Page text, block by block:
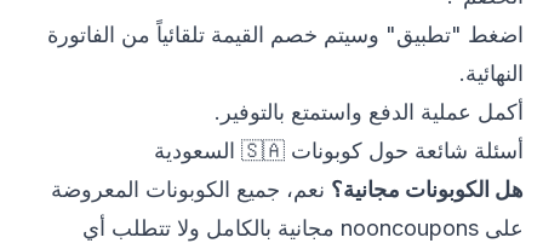
اضغط "تطبيق" وسيتم خصم القيمة تلقائياً من الفاتورة
النهائية.
أكمل عملية الدفع واستمتع بالتوفير.
أسئلة شائعة حول كوبونات 🇸🇦 السعودية
هل الكوبونات مجانية؟ نعم، جميع الكوبونات المعروضة
على nooncoupons مجانية بالكامل ولا تتطلب أي